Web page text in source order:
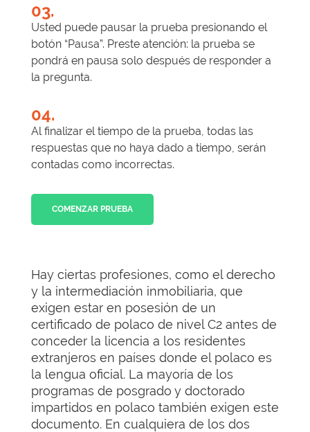
03.
Usted puede pausar la prueba presionando el
botón “Pausa”. Preste atención: la prueba se
pondrá en pausa solo después de responder a
la pregunta.
04.
Al finalizar el tiempo de la prueba, todas las
respuestas que no haya dado a tiempo, serán
contadas como incorrectas.
COMENZAR PRUEBA
Hay ciertas profesiones, como el derecho
y la intermediación inmobiliaria, que
exigen estar en posesión de un
certificado de polaco de nivel C2 antes de
conceder la licencia a los residentes
extranjeros en países donde el polaco es
la lengua oficial. La mayoría de los
programas de posgrado y doctorado
impartidos en polaco también exigen este
documento. En cualquiera de los dos